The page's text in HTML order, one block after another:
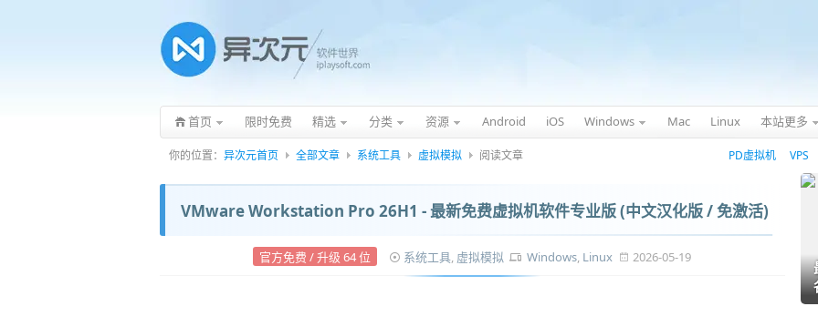
首页 限时免费 精选 分类 资源 Android iOS Windows Mac Linux 本站更多
你的位置： 异次元首页 全部文章 系统工具 虚拟模拟 阅读文章 PD虚拟机 VPS
VMware Workstation Pro 26H1 - 最新免费虚拟机软件专业版 (中文汉化版 / 免激活)
官方免费 / 升级 64 位 系统工具, 虚拟模拟 Windows, Linux 2026-05-19